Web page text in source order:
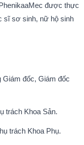
được thực
sĩ sơ sinh, nữ hộ sinh
Giám đốc, Giám đốc
trách Khoa Sản.
trách Khoa Phụ.